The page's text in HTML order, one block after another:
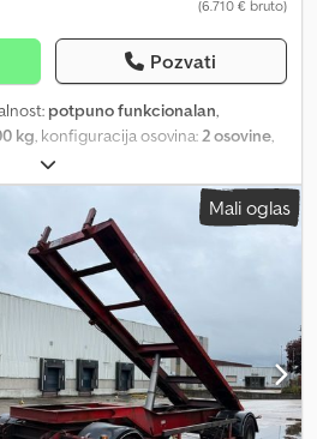
(6.710 € bruto)
Pozvati
potpuno funkcionalan,
kg, konfiguracija osovina:2 osovine,
, suspencija:
16.040 kg, Oprema:ABS, Tandem
silo 19.000 litara, 1 komora 2
Dozvoljena ukupna masa 19.000 kg –
prikolice sa vučnom šipkom 7,39
50% (385/65 R22.5) Crodpfju Ditajx
podaci bez garancije/uz mogućnost
Mali oglas